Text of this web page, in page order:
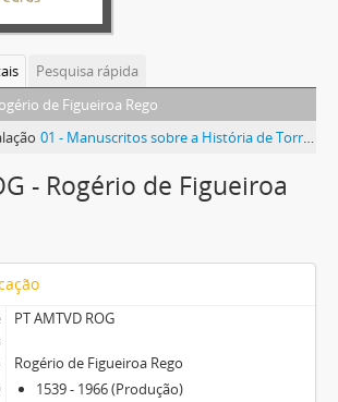
Pesquisa rápida
de Figueiroa Rego
01 - Manuscritos sobre a História de Torres Vedras
- Rogério de Figueiroa
PT AMTVD ROG
Rogério de Figueiroa Rego
1539 - 1966 (Produção)